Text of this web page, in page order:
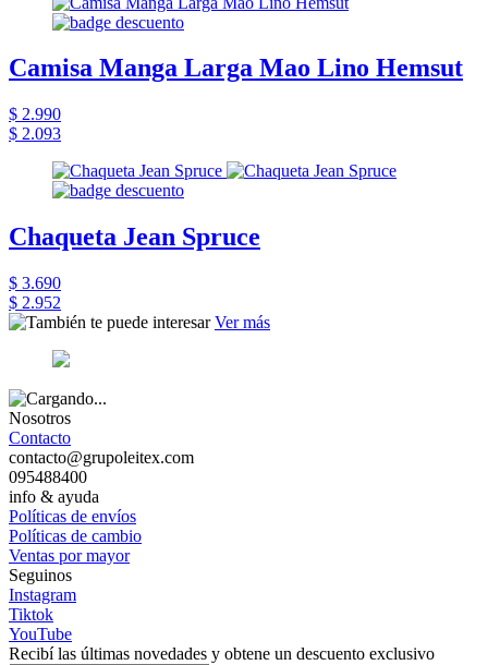
Camisa Manga Larga Mao Lino Hemsut
$ 2.990
$ 2.093
Chaqueta Jean Spruce
$ 3.690
$ 2.952
Ver más
Nosotros
Contacto
contacto@grupoleitex.com
095488400
info & ayuda
Políticas de envíos
Políticas de cambio
Ventas por mayor
Seguinos
Instagram
Tiktok
YouTube
Recibí las últimas novedades y obtene un descuento exclusivo